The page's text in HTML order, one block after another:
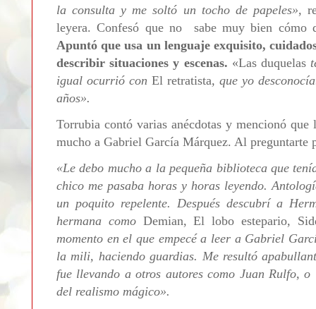
la consulta y me soltó un tocho de papeles»,
leyera. Confesó que no sabe muy bien cómo
Apuntó que usa un lenguaje exquisito,
describir situaciones y escenas. «Las duquelas
igual ocurrió conEl retratista, que yo
años».
Torrubia contó varias anécdotas y mencionó
mucho a Gabriel García Márquez. Al
«Le debo mucho a la pequeña biblioteca que
chico me pasaba horas y horas leyendo.
un poquito repelente. Después descubrí a
hermana comoDemian, El lobo estepario,
momento en el que empecé a leer a Gabriel
la mili, haciendo guardias. Me resultó
fue llevando a otros autores como Juan Rulfo,
del realismo mágico».